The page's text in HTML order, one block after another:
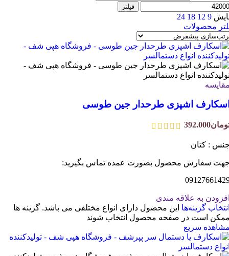
فیلتر
9
12
18
24
محصولات
اشپزی طرحدار جین طوسی
392.000
: کتان
سفارش محصول بصورت عمده تماس بگیرید:
به علاقه مندی
گزینه‌ها این محصول دارای انواع مختلفی می باشد. گزینه ها
است در صفحه محصول انتخاب شوند
سریع